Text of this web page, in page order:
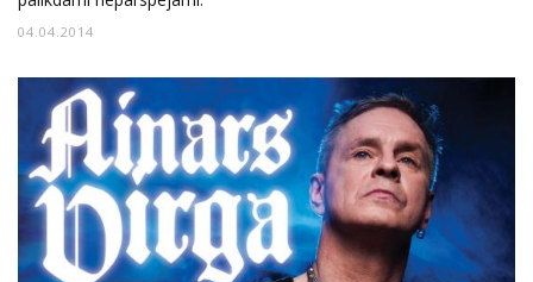
04.04.2014